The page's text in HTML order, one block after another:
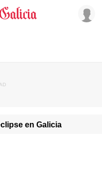
en Galicia